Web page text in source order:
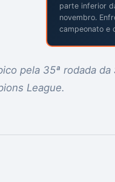
parte inferior
novembro.
campeonato e
pela 35ª rodada
League.